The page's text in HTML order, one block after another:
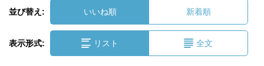
並び替え: いいね順 新着順
表示形式: リスト 全文